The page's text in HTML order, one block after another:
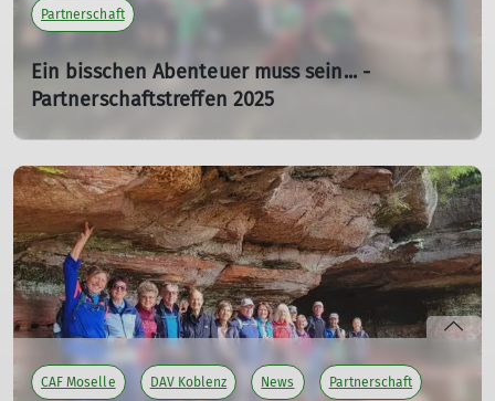
Partnerschaft
Ein bisschen Abenteuer muss sein... -
Partnerschaftstreffen 2025
Das Partnerschaftstreffen des CAF Moselle und des DAV
Koblenz fand in diesem Jahr in der Eifel statt - gefördert
vom Deutsch-Französischen Bürgerfonds.
mehr erfahren
CAF Moselle DAV Koblenz News Partnerschaft